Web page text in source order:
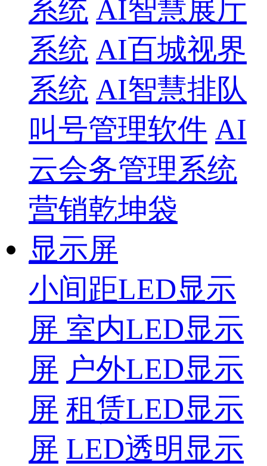
系统 AI智慧展厅
系统 AI百城视界
系统 AI智慧排队
叫号管理软件 AI
云会务管理系统
营销乾坤袋
显示屏
小间距LED显示
屏 室内LED显示
屏 户外LED显示
屏 租赁LED显示
屏 LED透明显示